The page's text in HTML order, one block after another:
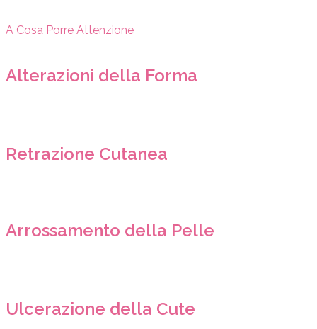
A Cosa Porre Attenzione
Alterazioni della Forma
Retrazione Cutanea
Arrossamento della Pelle
Ulcerazione della Cute